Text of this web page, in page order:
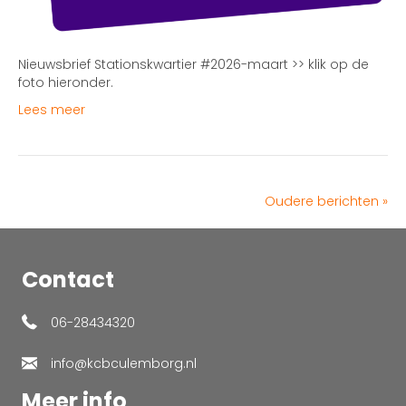
Nieuwsbrief Stationskwartier #2026-maart >> klik op de
foto hieronder.
Lees meer
Oudere berichten »
Contact
06-28434320
info@kcbculemborg.nl